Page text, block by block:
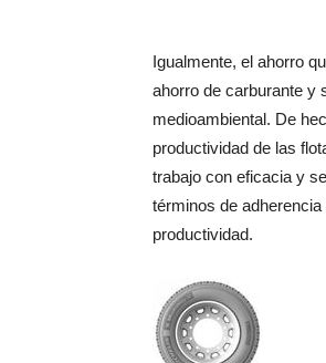
Igualmente, el ahorro
ahorro de carburante y
medioambiental. De
productividad de las
trabajo con eficacia y
términos de
productividad.